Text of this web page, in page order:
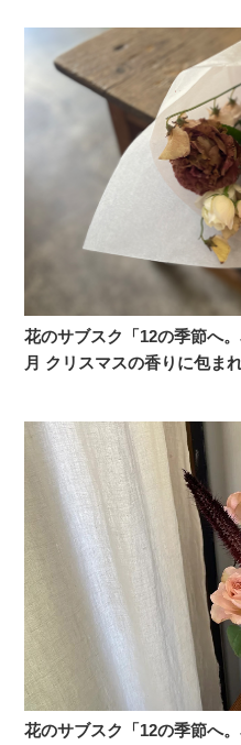
花のサブスク「12の季節へ
月 クリスマスの香りに包まれ
花のサブスク「12の季節へ